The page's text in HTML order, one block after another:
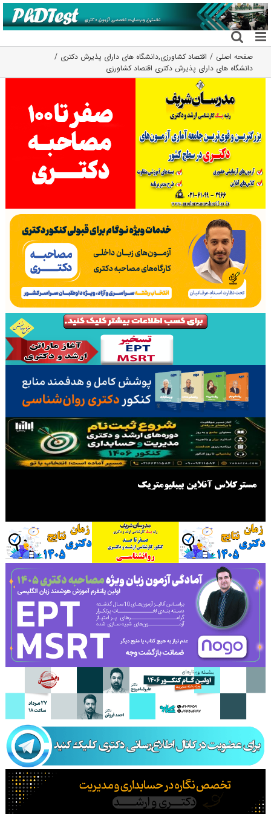
رفتن
به
محتوا
صفحه اصلی اقتصاد کشاورزی,دانشگاه های دارای پذیرش دکتری
دانشگاه های دارای پذیرش دکتری اﻗﺘﺼﺎد ﻛﺸﺎورزی